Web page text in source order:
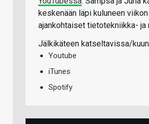
keskenään läpi kuluneen
ajankohtaiset tietotekniikka- ja
Jälkikäteen katseltavissa/
Youtube
iTunes
Spotify